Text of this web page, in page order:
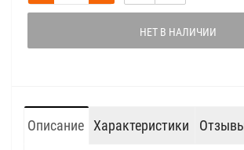
НЕТ В НАЛИЧИИ
Описание Характеристики